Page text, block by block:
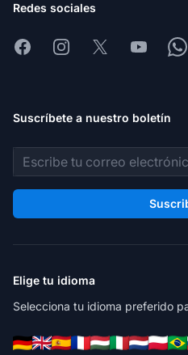
Redes sociales
FacebookInstagram
X Youtube
Suscríbete a nuestro boletín
Dirección de correo
Elige tu idioma
Selecciona tu idioma preferido